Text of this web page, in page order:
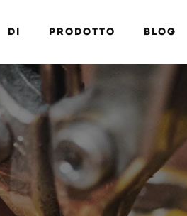
DI PRODOTTO BLOG